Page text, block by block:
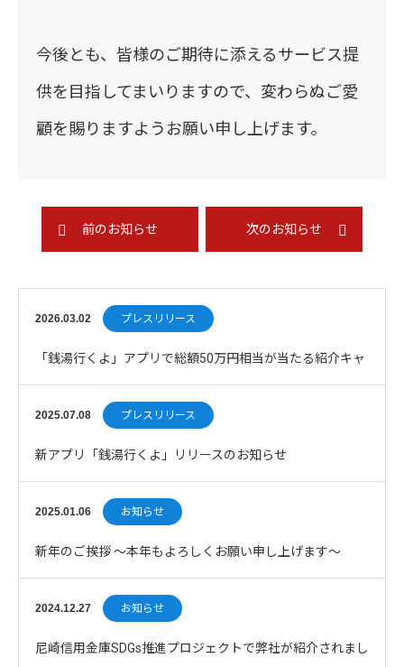
今後とも、皆様のご期待に添えるサービス提
供を目指してまいりますので、変わらぬご愛
顧を賜りますようお願い申し上げます。
前のお知らせ 次のお知らせ
2026.03.02 プレスリリース
「銭湯行くよ」アプリで総額50万円相当が当たる紹介キャ
ンペーンを開催
2025.07.08 プレスリリース
新アプリ「銭湯行くよ」リリースのお知らせ
2025.01.06 お知らせ
新年のご挨拶 〜本年もよろしくお願い申し上げます〜
2024.12.27 お知らせ
尼崎信用金庫SDGs推進プロジェクトで弊社が紹介されまし